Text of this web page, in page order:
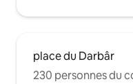
place du Darbâr
230 personnes du